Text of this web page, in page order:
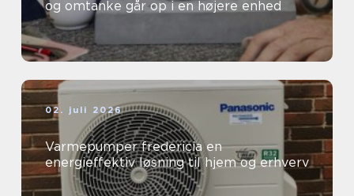
og omtanke går op i en højere enhed
02. juli 2026
Varmepumper fredericia en
energieffektiv løsning til hjem og erhverv